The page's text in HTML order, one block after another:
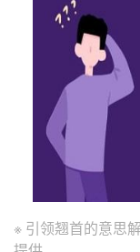
※ 引领翘首的意思